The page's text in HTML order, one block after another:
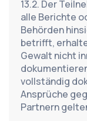
13.2. Der
alle Berichte
Behörden
betrifft,
Gewalt nicht
vollständig
Ansprüche
Partnern